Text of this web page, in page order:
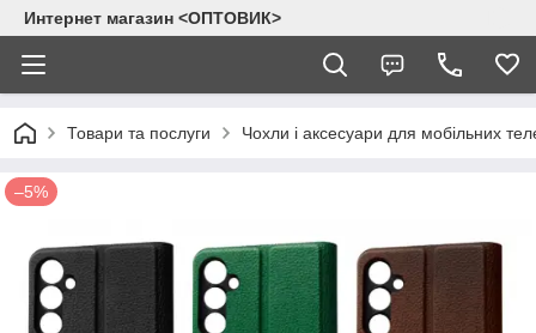
Интернет магазин <ОПТОВИК>
Товари та послуги Чохли і аксесуари для мобільних
–5%